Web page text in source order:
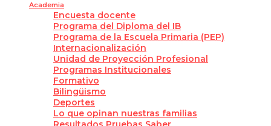
Academia
Encuesta docente
Programa del Diploma del IB
Programa de la Escuela Primaria (PEP)
Internacionalización
Unidad de Proyección Profesional
Programas Institucionales
Formativo
Bilingüismo
Deportes
Lo que opinan nuestras familias